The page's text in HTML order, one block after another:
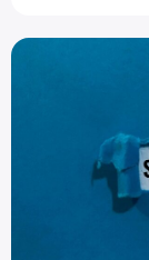
Comment